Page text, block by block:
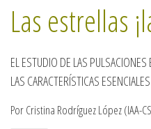
Las estrellas
EL ESTUDIO DE LAS
LAS CARACTERÍSTICAS
Por Cristina Rodríguez López (IAA-